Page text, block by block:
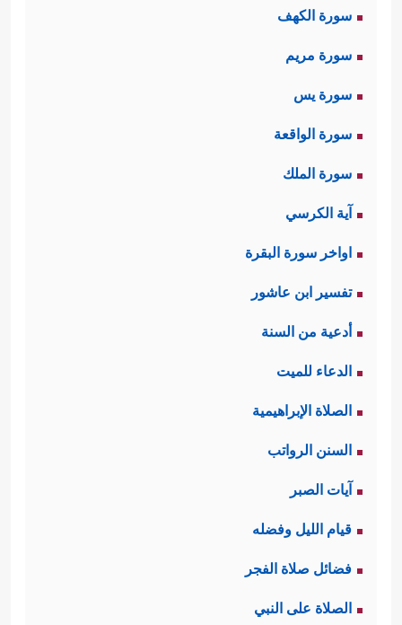
سورة الكهف
سورة مريم
سورة يس
سورة الواقعة
سورة الملك
آية الكرسي
اواخر سورة البقرة
تفسير ابن عاشور
أدعية من السنة
الدعاء للميت
الصلاة الإبراهيمية
السنن الرواتب
آيات الصبر
قيام الليل وفضله
فضائل صلاة الفجر
الصلاة على النبي